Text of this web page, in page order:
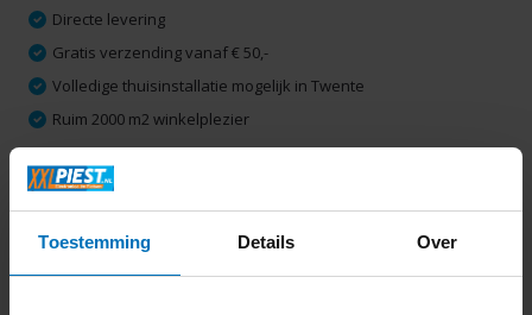
Toestemming Details Over
Directe levering
Gratis verzending vanaf € 50,-
Volledige thuisinstallatie mogelijk in Twente
Ruim 2000 m2 winkelplezier
Productomschrijving
Specificaties